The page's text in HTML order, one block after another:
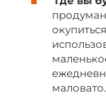
маловато.